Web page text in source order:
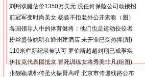
刘翔双腿估价1350万美元 没任何保险公司敢接招
前冠军变时尚美女 杨扬不拒老外公开索吻（图）
各国领导人中的体育健将：他们也是运动佼佼者
粉丝盛传姚明在通州建酒店 未开业已受热捧(图)
110米栏新纪录被认可 罗伯斯超越刘翔已成事实
伊拉克代表团抵京 冒死训练女将秀美非凡(组图)
张靓颖成都传圣火振臂高呼 北京市传递线路公布